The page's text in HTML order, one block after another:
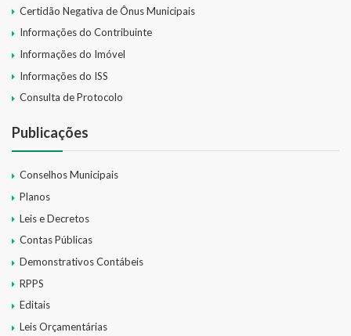
Certidão Negativa de Ônus Municipais
Informações do Contribuinte
Informações do Imóvel
Informações do ISS
Consulta de Protocolo
Publicações
Conselhos Municipais
Planos
Leis e Decretos
Contas Públicas
Demonstrativos Contábeis
RPPS
Editais
Leis Orçamentárias